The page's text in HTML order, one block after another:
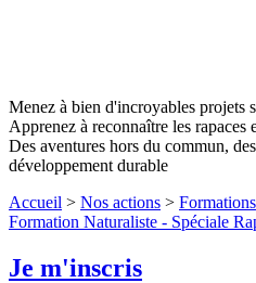
Menez à bien d'incroyables projets
Apprenez à reconnaître les rapaces
Des aventures hors du commun,
développement durable
Accueil > Nos actions > Formations
Formation Naturaliste - Spéciale
Je m'inscris